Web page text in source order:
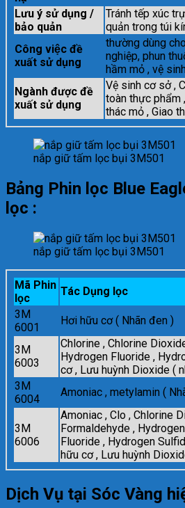
Lưu ý sử dụng /
bảo quản
Tránh tếp xúc
quản trong túi
Công việc đề
xuất sử dụng
thường dùng
nghiệp, phun
hầm mỏ , vệ
Ngành được đề
xuất sử dụng
Vệ sinh cơ sở ,
toàn thực phẩm
thác mỏ , Giao
nắp giữ tấm lọc bụi 3M501
Bảng Phin lọc Blue
lọc :
nắp giữ tấm lọc bụi 3M501
Mã Phin
lọc
Tác Dụng lọc
3M
6001
Hơi hữu cơ ( Nhãn đen )
3M
6003
Chlorine , Chlorine
Hydrogen Fluoride ,
cơ , Lưu huỳnh Dioxide (
3M
6004
Amoniac , metylamin (
3M
6006
Amoniac , Clo , Chlorine
Formaldehyde ,
Fluoride , Hydrogen
hữu cơ , Lưu huỳnh
Dịch Vụ tại Sóc Vàng